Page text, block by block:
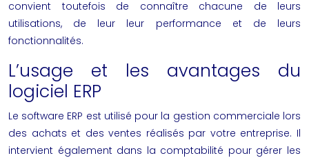
convient toutefois de connaître chacune de leurs
utilisations, de leur leur performance et de leurs
fonctionnalités.
L’usage et les avantages du
logiciel ERP
Le software ERP est utilisé pour la gestion commerciale lors
des achats et des ventes réalisés par votre entreprise. Il
intervient également dans la comptabilité pour gérer les